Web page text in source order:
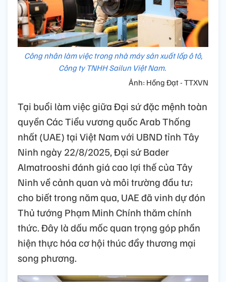
Công nhân làm việc trong nhà máy sản xuất lốp ô tô,
Công ty TNHH Sailun Việt Nam.
Ảnh: Hồng Đạt - TTXVN
Tại buổi làm việc giữa Đại sứ đặc mệnh toàn
quyền Các Tiểu vương quốc Arab Thống
nhất (UAE) tại Việt Nam với UBND tỉnh Tây
Ninh ngày 22/8/2025, Đại sứ Bader
Almatrooshi đánh giá cao lợi thế của Tây
Ninh về cảnh quan và môi trường đầu tư;
cho biết trong năm qua, UAE đã vinh dự đón
Thủ tướng Phạm Minh Chính thăm chính
thức. Đây là dấu mốc quan trọng góp phần
hiện thực hóa cơ hội thúc đẩy thương mại
song phương.